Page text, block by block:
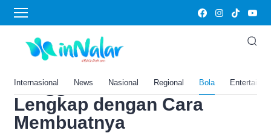
Internasional News Nasional Regional Bola
Home›Bola
15 Link Twibbon Hari Ibu
Terbaru Bukan Organisasi,
Tanggal 22 Desember 2022
Lengkap dengan Cara
Membuatnya